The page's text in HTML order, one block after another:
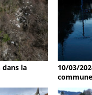
dans la
10/03/
commune